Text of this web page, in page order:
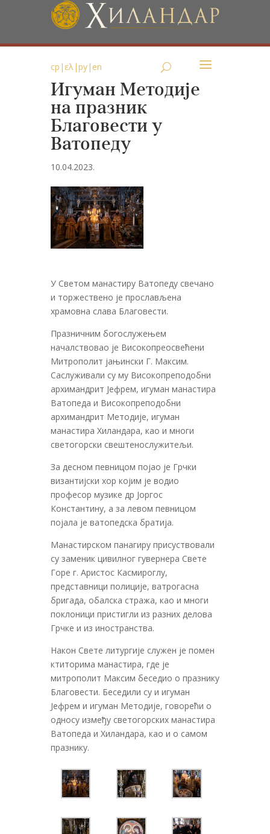
ср | ελ|ру| en
Игуман Методије
на празник
Благовести у
Ватопеду
10.04.2023.
У Светом манастиру Ватопеду свечано
и торжествено је прослављена
храмовна слава Благовести.
Празничним богослужењем
началствовао је Високопреосвећени
Митрополит јањински Г. Максим.
Саслуживали су му Високопреподобни
архимандрит Јефрем, игуман манастира
Ватопеда и Високопреподобни
архимандрит Методије, игуман
манастира Хиландара, као и многи
светогорски свештенослужитељи.
За десном певницом појао је Грчки
византијски хор којим је водио
професор музике др Јоргос
Константину, а за левом певницом
појала је ватопедска братија.
Манастирском панагиру присуствовали
су заменик цивилног гувернера Свете
Горе г. Аристос Касмироглу,
представници полиције, ватрогасна
бригада, обалска стража, као и многи
поклоници пристигли из разних делова
Грчке и из иностранства.
Након Свете литургије служен је помен
ктиторима манастира, где је
митрополит Максим беседио о празнику
Благовести. Беседили су и игуман
Јефрем и игуман Методије, говорећи о
односу између светогорских манастира
Ватопеда и Хиландара, као и о самом
празнику.